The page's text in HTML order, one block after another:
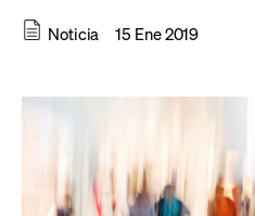
Noticia 15 Ene 2019